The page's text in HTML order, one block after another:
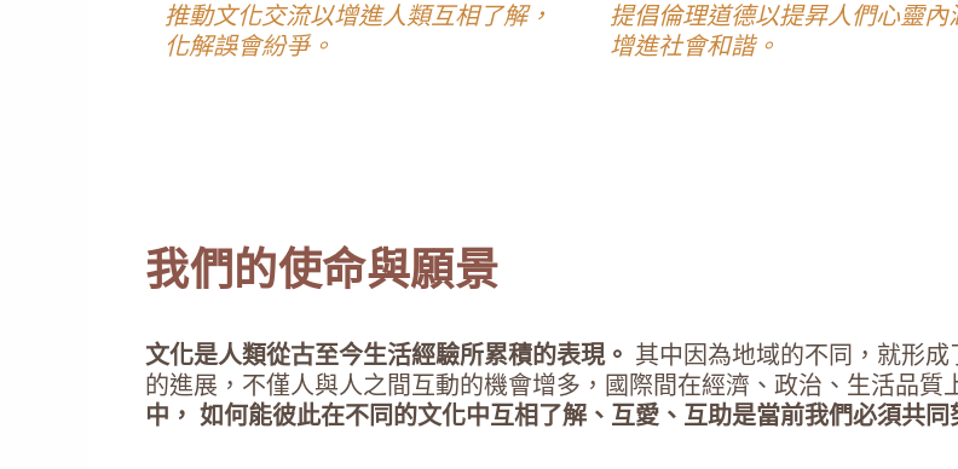
推動文化交流以增進人類互相了解，
化解誤會紛爭。
提倡倫理道德以提昇人們心靈內
增進社會和諧。
我們的使命與願景
文化是人類從古至今生活經驗所累積的表現。 其中因為地域的不同，就形
的進展，不僅人與人之間互動的機會增多，國際間在經濟、政治、生活品質
中， 如何能彼此在不同的文化中互相了解、互愛、互助是當前我們必須共同